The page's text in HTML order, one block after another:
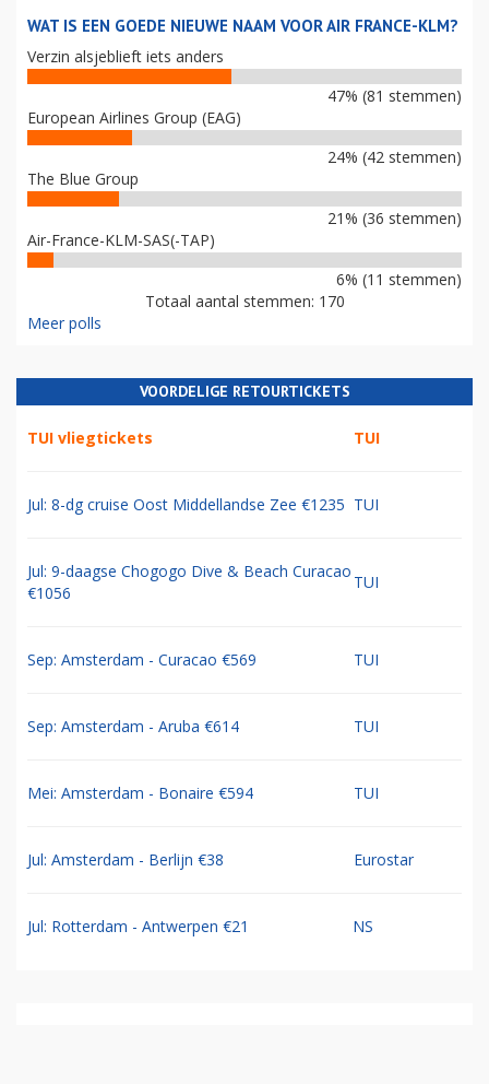
WAT IS EEN GOEDE NIEUWE NAAM VOOR AIR FRANCE-KLM?
Verzin alsjeblieft iets anders
47% (81 stemmen)
European Airlines Group (EAG)
24% (42 stemmen)
The Blue Group
21% (36 stemmen)
Air-France-KLM-SAS(-TAP)
6% (11 stemmen)
Totaal aantal stemmen: 170
Meer polls
VOORDELIGE RETOURTICKETS
TUI vliegtickets TUI
Jul: 8-dg cruise Oost Middellandse Zee €1235 TUI
Jul: 9-daagse Chogogo Dive & Beach Curacao
€1056
TUI
Sep: Amsterdam - Curacao €569 TUI
Sep: Amsterdam - Aruba €614 TUI
Mei: Amsterdam - Bonaire €594 TUI
Jul: Amsterdam - Berlijn €38 Eurostar
Jul: Rotterdam - Antwerpen €21 NS